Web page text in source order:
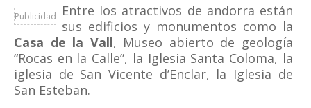
Publicidad
Entre los atractivos de andorra están
sus edificios y monumentos como la
Casa de la Vall, Museo abierto de geología
“Rocas en la Calle”, la Iglesia Santa Coloma, la
iglesia de San Vicente d’Enclar, la Iglesia de
San Esteban.